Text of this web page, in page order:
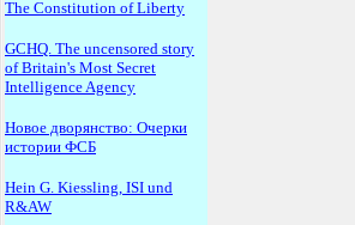
The Constitution of Liberty
GCHQ. The uncensored story
of Britain's Most Secret
Intelligence Agency
Новое дворянство: Очерки
истории ФСБ
Hein G. Kiessling, ISI und
R&AW